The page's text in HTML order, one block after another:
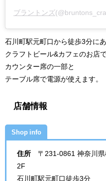
ブラントンズ
石川町駅元町口から徒歩3分に
クラフトビール&カフェのお店で
カウンター席の一部と
テーブル席で電源が使えます。
店舗情報
Shop info
住所 〒231-0861 神奈川県
2F
石川町駅元町口徒歩3分